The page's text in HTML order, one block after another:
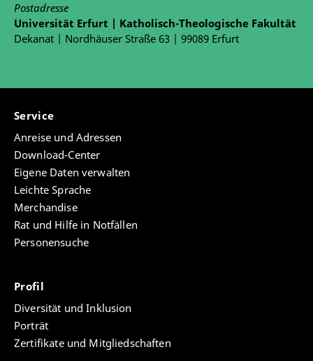
Postadresse
Universität Erfurt | Katholisch-Theologische Fakultät
Dekanat | Nordhäuser Straße 63 | 99089 Erfurt
Service
Anreise und Adressen
Download-Center
Eigene Daten verwalten
Leichte Sprache
Merchandise
Rat und Hilfe in Notfällen
Personensuche
Profil
Diversität und Inklusion
Porträt
Zertifikate und Mitgliedschaften